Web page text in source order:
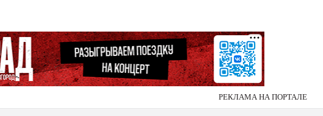
РЕКЛАМА НА ПОРТАЛЕ